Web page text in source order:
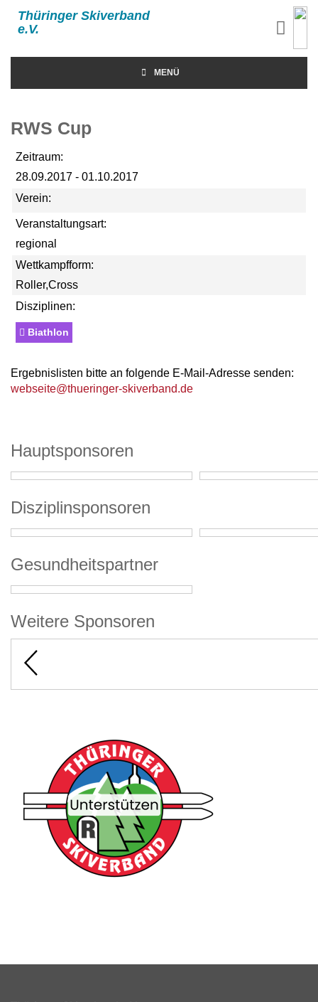
Thüringer Skiverband
e.V.
MENÜ
RWS Cup
Zeitraum:
28.09.2017 - 01.10.2017
Verein:
Veranstaltungsart:
regional
Wettkampfform:
Roller,Cross
Disziplinen:
Biathlon
Ergebnislisten bitte an folgende E-Mail-Adresse senden:
webseite@thueringer-skiverband.de
Hauptsponsoren
Disziplinsponsoren
Gesundheitspartner
Weitere Sponsoren